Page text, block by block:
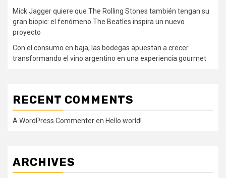
Mick Jagger quiere que The Rolling Stones también tengan su
gran biopic: el fenómeno The Beatles inspira un nuevo
proyecto
Con el consumo en baja, las bodegas apuestan a crecer
transformando el vino argentino en una experiencia gourmet
RECENT COMMENTS
A WordPress Commenteren Hello world!
ARCHIVES